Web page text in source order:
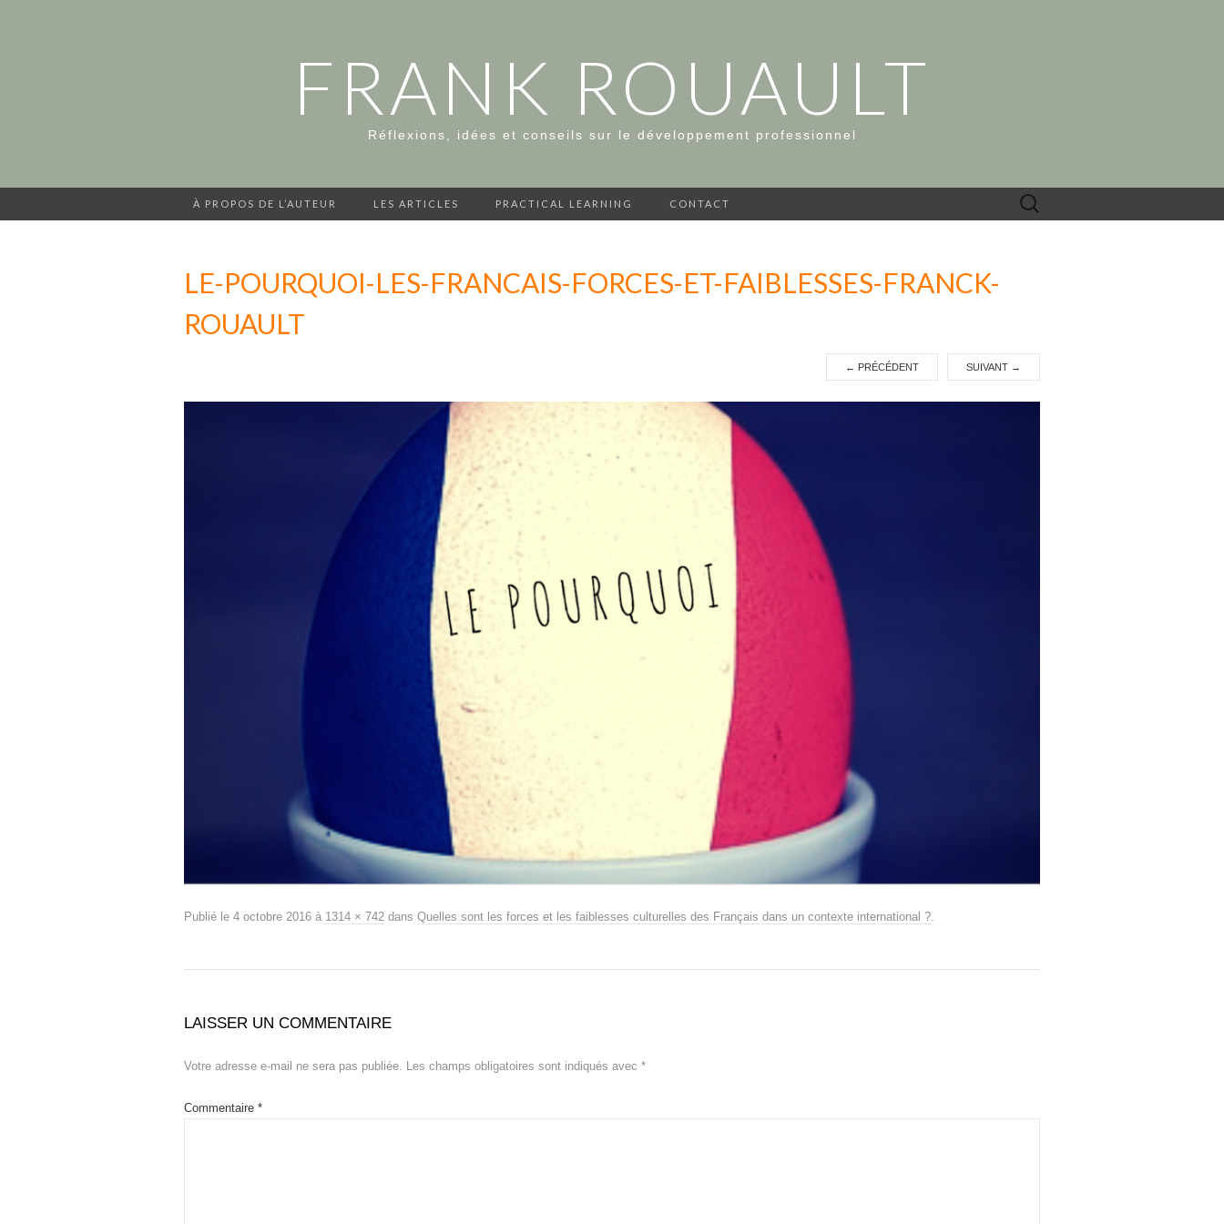
FRANK ROUAULT
Réflexions, idées et conseils sur le développement professionnel
À PROPOS DE L’AUTEUR LES ARTICLES PRACTICAL LEARNING CONTACT Rechercher :
LE-POURQUOI-LES-FRANCAIS-FORCES-ET-FAIBLESSES-FRANCK-
ROUAULT
← PRÉCÉDENT SUIVANT →
Publié le 4 octobre 2016 à 1314 × 742 dans Quelles sont les forces et les faiblesses culturelles des Français dans un contexte international ?
LAISSER UN COMMENTAIRE
Votre adresse e-mail ne sera pas publiée. Les champs obligatoires sont indiqués avec *
Commentaire *